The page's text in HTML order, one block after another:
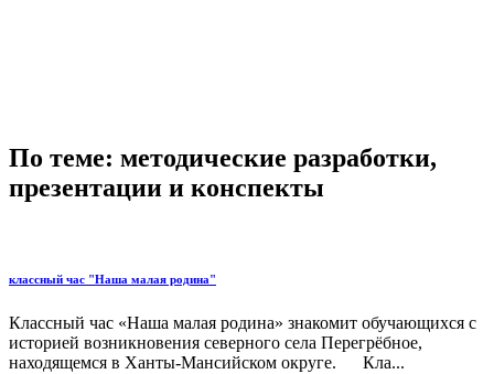
По теме: методические разработки,
презентации и конспекты
классный час "Наша малая родина"
Классный час «Наша малая родина» знакомит обучающихся с
историей возникновения северного села Перегрёбное,
находящемся в Ханты-Мансийском округе. Кла...